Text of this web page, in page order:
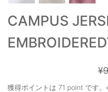
CAMPUS
獲得ポイントは 71 point です。